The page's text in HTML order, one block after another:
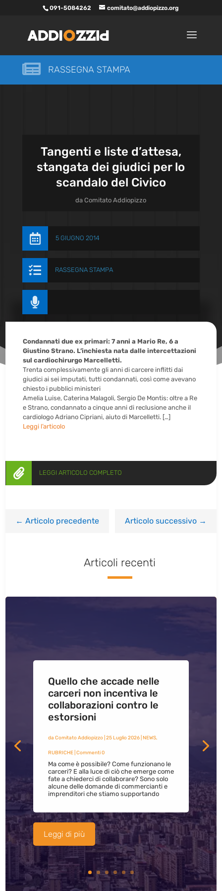
091-5084262 comitato@addiopizzo.org
 RASSEGNA STAMPA
Tangenti e liste d’attesa,
stangata dei giudici per lo
scandalo del Civico
daComitato Addiopizzo
 5 GIUGNO 2014
 RASSEGNA STAMPA

Condannati due ex primari: 7 anni a Mario Re, 6 a
Giustino Strano. L’inchiesta nata dalle intercettazioni
sul cardiochirurgo Marcelletti.
Trenta complessivamente gli anni di carcere inflitti dai
giudici ai sei imputati, tutti condannati, così come avevano
chiesto i pubblici ministeri
Amelia Luise, Caterina Malagoli, Sergio De Montis: oltre a Re
e Strano, condannato a cinque anni di reclusione anche il
cardiologo Adriano Cipriani, aiuto di Marcelletti. […]
Leggi l’articolo
 LEGGI ARTICOLO COMPLETO
←Articolo precedente Articolo successivo→
Articoli recenti
Quello che accade nelle
carceri non incentiva le
collaborazioni contro le
estorsioni
da Comitato Addiopizzo| 25 Luglio 2026| NEWS,
RUBRICHE| Commenti 0
Ma come è possibile? Come funzionano le
carceri? E alla luce di ciò che emerge come
fate a chiederci di collaborare? Sono solo
alcune delle domande di commercianti e
imprenditori che stiamo supportando
Leggi di più